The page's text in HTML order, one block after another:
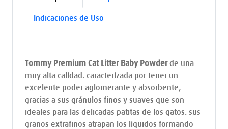
Indicaciones de Uso
Tommy Premium Cat Litter Baby Powderde una
muy alta calidad. caracterizada por tener un
excelente poder aglomerante y absorbente,
gracias a sus gránulos finos y suaves que son
ideales para las delicadas patitas de los gatos. sus
granos extrafinos atrapan los líquidos formando